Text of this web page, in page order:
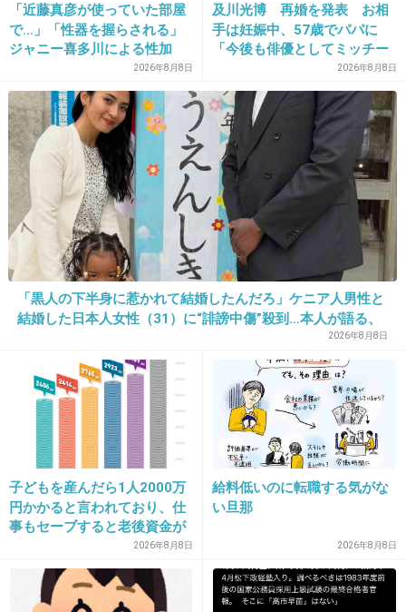
31. 匿名2026/07/07(火) 21:19:28
>>1
恋愛とかそういうのって、追いかけられると逃げたくな
る、逃げられると追いかけたくなる
こういう心理が働くと思うんだけど
-1
32. 匿名 2026/07/07(火) 21:20:00
自信がないからでしょ？
+8 -1
33. 匿名2026/07/07(火) 21:20:02
好意を抱いてない相手からの好意は拒否反応出
そういう目で見られてるって事が耐えられない
+39
34. 匿名 2026/07/07(火) 21:21:52
「近藤真彦が使っていた部屋
で…」「性器を握らされる」
ジャニー喜多川による性加
害、語り始めた被害者たち
《徹底取材の裏側》
2026年8月8日
及川光博 再婚を発表 お相
手は妊娠中、57歳でパパに
「今後も俳優としてミッチー
2026年8月8日
「黒人の下半身に惹かれて結婚したんだろ」ケニア人男性と
結婚した日本人女性（31）に“誹謗中傷”殺到…本人が語る、
2026年8月8日
子どもを産んだら1人2000万
円かかると言われており、仕
事もセーブすると老後資金が
貯められない…一方、子育て
していない人は潤沢な資金で
悠々老後だと歪んでいるので
は？→様々な意見
2026年8月8日
給料低いのに転職する気がな
い旦那
2026年8月8日